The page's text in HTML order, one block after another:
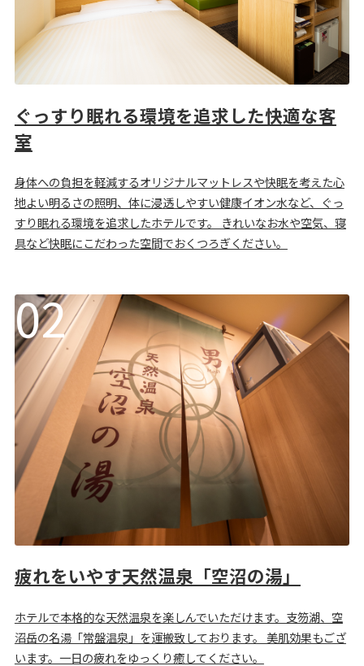
ぐっすり眠れる環境を追求した快適な客
室
身体への負担を軽減するオリジナルマットレスや快眠を考えた心
地よい明るさの照明、体に浸透しやすい健康イオン水など、ぐっ
すり眠れる環境を追求したホテルです。 きれいなお水や空気、寝
具など快眠にこだわった空間でおくつろぎください。
疲れをいやす天然温泉「空沼の湯」
ホテルで本格的な天然温泉を楽しんでいただけます。支笏湖、空
沼岳の名湯「常盤温泉」を運搬致しております。 美肌効果もござ
います。一日の疲れをゆっくり癒してください。